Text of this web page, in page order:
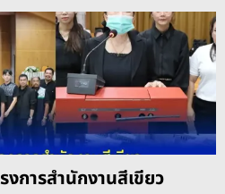
การสำนักงานสีเขียว